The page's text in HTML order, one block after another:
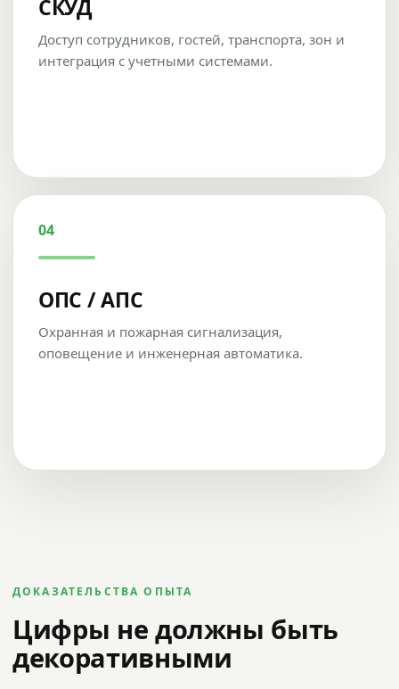
СКУД
Доступ сотрудников, гостей, транспорта, зон и
интеграция с учетными системами.
04
ОПС / АПС
Охранная и пожарная сигнализация,
оповещение и инженерная автоматика.
ДОКАЗАТЕЛЬСТВА ОПЫТА
Цифры не должны быть
декоративными